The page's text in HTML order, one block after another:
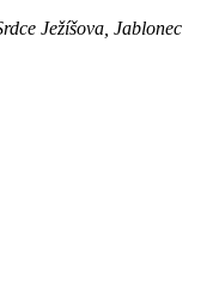
Ježíšova, Jablonec